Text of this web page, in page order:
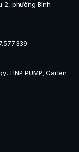
2, phường Bình
, HNP PUMP Carten